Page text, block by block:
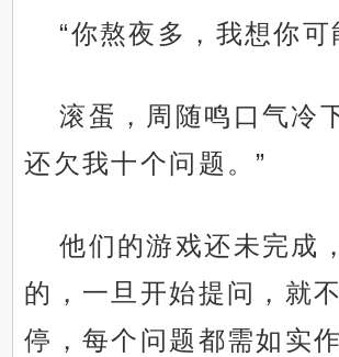
“你熬夜多，我想你可
滚蛋，周随鸣口气冷
还欠我十个问题。”
他们的游戏还未完成
的，一旦开始提问，就
停，每个问题都需如实作